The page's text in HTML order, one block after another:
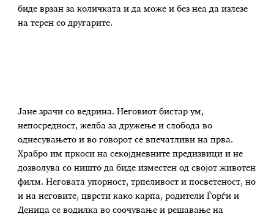
биде врзан за количката и да може и без неа да излезе
на терен со другарите.
Јане зрачи со ведрина. Неговиот бистар ум,
непосредност, желба за дружење и слобода во
однесувањето и во говорот се впечатливи на прва.
Храбро им пркоси на секојдневните предизвици и не
дозволува со ништо да биде изместен од својот животен
филм. Неговата упорност, трпеливост и посветеност, но
и на неговите, цврсти како карпа, родители Ѓорѓи и
Деница се водилка во соочување и решавање на